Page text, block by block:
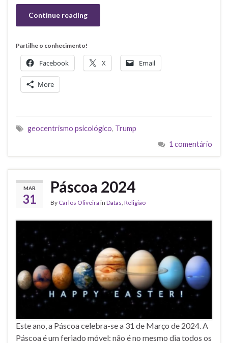
Continue reading
Partilhe o conhecimento!
Facebook X Email
More
geocentrismo psicológico, Trump
1 comentário
MAR
31
Páscoa 2024
By Carlos Oliveira in Datas, Religião
Este ano, a Páscoa celebra-se a 31 de Março de 2024. A
Páscoa é um feriado móvel: não é no mesmo dia todos os